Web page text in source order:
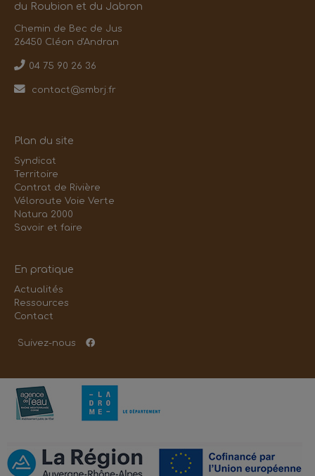
du Roubion et du Jabron
Chemin de Bec de Jus
26450 Cléon d'Andran
04 75 90 26 36
contact@smbrj.fr
Plan du site
Syndicat
Territoire
Contrat de Rivière
Véloroute Voie Verte
Natura 2000
Savoir et faire
En pratique
Actualités
Ressources
Contact
Suivez-nous